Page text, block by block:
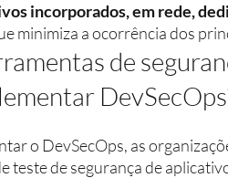
incorporados, em rede,
minimiza a ocorrência dos
de
o DevSecOps, as
teste de segurança de